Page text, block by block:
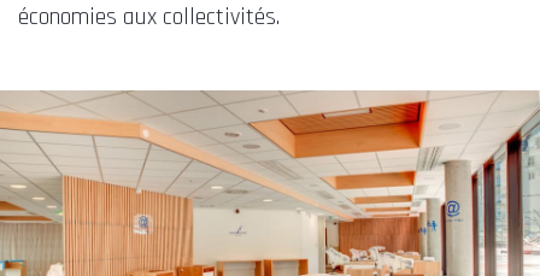
économies aux collectivités.